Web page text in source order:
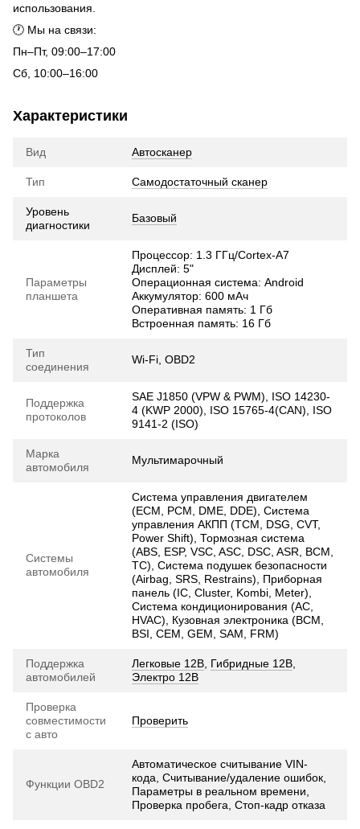
использования.
🕐 Мы на связи:
Пн–Пт, 09:00–17:00
Сб, 10:00–16:00
Характеристики
Вид Автосканер
Тип Самодостаточный сканер
Уровень
диагностики
Базовый
Параметры
планшета
Процессор: 1.3 ГГц/Cortex-A7
Дисплей: 5"
Операционная система: Android
Аккумулятор: 600 мАч
Оперативная память: 1 Гб
Встроенная память: 16 Гб
Тип
соединения
Wi-Fi, OBD2
Поддержка
протоколов
SAE J1850 (VPW & PWM), ISO 14230-
4 (KWP 2000), ISO 15765-4(CAN), ISO
9141-2 (ISO)
Марка
автомобиля
Мультимарочный
Системы
автомобиля
Система управления двигателем
(ECM, PCM, DME, DDE), Система
управления АКПП (TCM, DSG, CVT,
Power Shift), Тормозная система
(ABS, ESP, VSC, ASC, DSC, ASR, BCM,
TC), Система подушек безопасности
(Airbag, SRS, Restrains), Приборная
панель (IC, Cluster, Kombi, Meter),
Система кондиционирования (AC,
HVAC), Кузовная электроника (BCM,
BSI, CEM, GEM, SAM, FRM)
Поддержка
автомобилей
Легковые 12В Гибридные 12В
Электро 12В
Проверка
совместимости
с авто
Проверить
Функции OBD2
Автоматическое считывание VIN-
кода, Считывание/удаление ошибок,
Параметры в реальном времени,
Проверка пробега, Стоп-кадр отказа